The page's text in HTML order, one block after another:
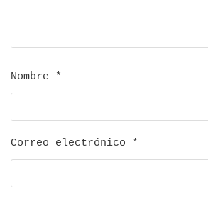
Nombre *
Correo electrónico *